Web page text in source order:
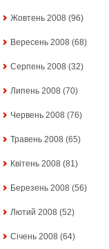
Жовтень 2008 (96)
Вересень 2008 (68)
Серпень 2008 (32)
Липень 2008 (70)
Червень 2008 (76)
Травень 2008 (65)
Квітень 2008 (81)
Березень 2008 (56)
Лютий 2008 (52)
Січень 2008 (64)